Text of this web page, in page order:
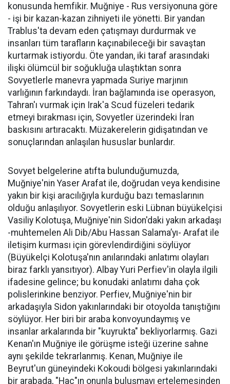
konusunda hemfikir. Muğniye - Rus versiyonuna göre
- işi bir kazan-kazan zihniyeti ile yönetti. Bir yandan
Trablus'ta devam eden çatışmayı durdurmak ve
insanları tüm tarafların kaçınabileceği bir savaştan
kurtarmak istiyordu. Öte yandan, iki taraf arasındaki
ilişki ölümcül bir soğukluğa ulaştıktan sonra
Sovyetlerle manevra yapmada Suriye marjının
varlığının farkındaydı. İran bağlamında ise operasyon,
Tahran'ı vurmak için Irak'a Scud füzeleri tedarik
etmeyi bırakması için, Sovyetler üzerindeki İran
baskısını artıracaktı. Müzakerelerin gidişatından ve
sonuçlarından anlaşılan hususlar bunlardır.
Sovyet belgelerine atıfta bulunduğumuzda,
Muğniye'nin Yaser Arafat ile, doğrudan veya kendisine
yakın bir kişi aracılığıyla kurduğu bazı temaslarının
olduğu anlaşılıyor. Sovyetlerin eski Lübnan büyükelçisi
Vasiliy Kolotuşa, Muğniye'nin Sidon'daki yakın arkadaşı
-muhtemelen Ali Dib/Abu Hassan Salama’yı- Arafat ile
iletişim kurması için görevlendirdiğini söylüyor
(Büyükelçi Kolotuşa'nın anılarındaki anlatımı olayları
biraz farklı yansıtıyor). Albay Yuri Perfiev'in olayla ilgili
ifadesine gelince; bu konudaki anlatımı daha çok
polislerinkine benziyor. Perfiev, Muğniye'nin bir
arkadaşıyla Sidon yakınlarındaki bir otoyolda tanıştığını
söylüyor. Her biri bir araba konvoyundaymış ve
insanlar arkalarında bir "kuyrukta" bekliyorlarmış. Gazi
Kenan'ın Muğniye ile görüşme isteği üzerine sahne
aynı şekilde tekrarlanmış. Kenan, Muğniye ile
Beyrut'un güneyindeki Kokoudi bölgesi yakınlarındaki
bir arabada, "Hac"ın onunla buluşmayı ertelemesinden